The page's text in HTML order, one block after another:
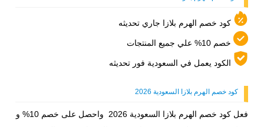
كود خصم الهرم بلازا جاري تحديثه
خصم 10% علي جميع المنتجات
الكود يعمل في السعودية فور تحديثه
كود خصم الهرم بلازا السعودية 2026
فعل كود خصم الهرم بلازا السعودية 2026 واحصل على خصم 10% و